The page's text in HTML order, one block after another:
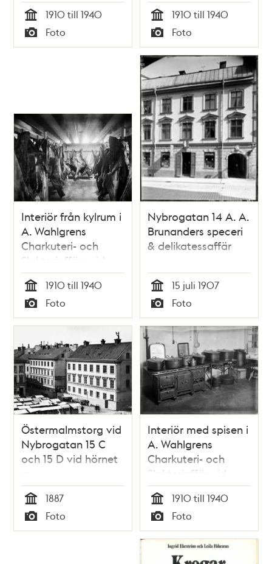
Nybrogatan 15.
Tid
1910 till 1940
Typ
Foto
Nybrogatan 15.
Tid
1910 till 1940
Typ
Foto
Interiör från kylrum i
A. Wahlgrens
Charkuteri- och
Slakteriaffärs vid
Nybrogatan 15.
Tid
1910 till 1940
Typ
Foto
Nybrogatan 14 A. A.
Brunanders speceri
& delikatessaffär
Tid
15 juli 1907
Typ
Foto
Östermalmstorg vid
Nybrogatan 15 C
och 15 D vid hörnet
Humlegårdsgatan
(t.h.).
Tid
1887
Typ
Foto
Interiör med spisen i
A. Wahlgrens
Charkuteri- och
Slakteriaffär vid
Nybvrogatan 15.
Tid
1910 till 1940
Typ
Foto